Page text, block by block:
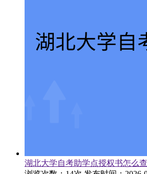
湖北大学自考助学点授权书怎么